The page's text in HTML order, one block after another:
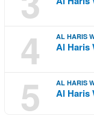
4 AL HARIS
Al Haris
5 AL HARIS
Al Haris